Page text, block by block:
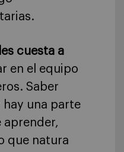
cuesta a
en el equipo
Saber
hay una parte
aprender,
que natura